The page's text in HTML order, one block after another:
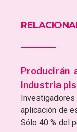
Producirán
industria
Investigadores
aplicación de
Sólo 40 % del